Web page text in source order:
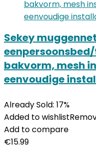
Sekey
bakvorm, mesh
eenvoudige
Already Sold: 17%
Added to wishlist
Add to compare
€15.99